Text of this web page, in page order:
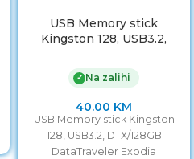
USB Memory stick
Kingston 128, USB3.2,
Exodia
✓ Na zalihi
40.00 KM
USB Memory stick Kingston
128, USB3.2, DTX/128GB
DataTraveler Exodia